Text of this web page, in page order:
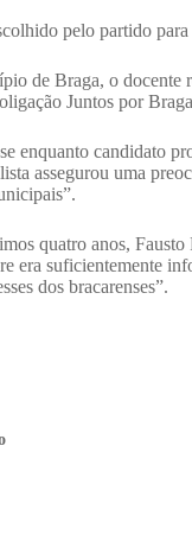
pelo partido
de Braga, o docente
Juntos por
enquanto candidato
assegurou uma
quatro anos,
era suficientemente
dos bracarenses”.